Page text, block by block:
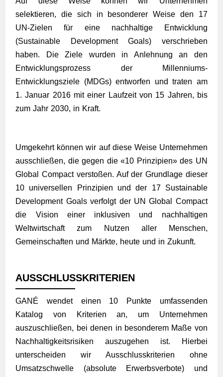
selektieren, die sich in besonderer Weise den 17
UN-Zielen für eine nachhaltige Entwicklung
(Sustainable Development Goals) verschrieben
haben. Die Ziele wurden in Anlehnung an den
Entwicklungsprozess der Millenniums-
Entwicklungsziele (MDGs) entworfen und traten am
1. Januar 2016 mit einer Laufzeit von 15 Jahren, bis
zum Jahr 2030, in Kraft.
Umgekehrt können wir auf diese Weise Unternehmen
ausschließen, die gegen die «10 Prinzipien» des UN
Global Compact verstoßen. Auf der Grundlage dieser
10 universellen Prinzipien und der 17 Sustainable
Development Goals verfolgt der UN Global Compact
die Vision einer inklusiven und nachhaltigen
Weltwirtschaft zum Nutzen aller Menschen,
Gemeinschaften und Märkte, heute und in Zukunft.
AUSSCHLUSSKRITERIEN
GANÉ wendet einen 10 Punkte umfassenden
Katalog von Kriterien an, um Unternehmen
auszuschließen, bei denen in besonderem Maße von
Nachhaltigkeitsrisiken auszugehen ist. Hierbei
unterscheiden wir Ausschlusskriterien ohne
Umsatzschwelle (absolute Erwerbsverbote) und